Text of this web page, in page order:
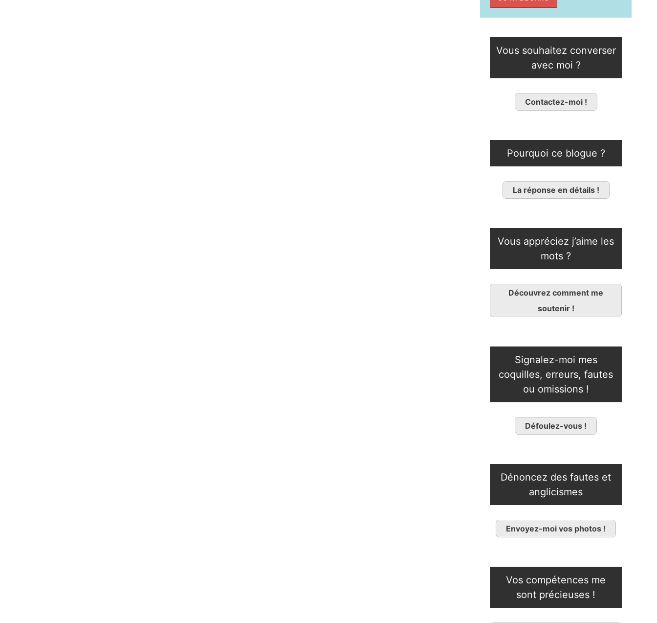
Vous souhaitez converser
avec moi ?
Contactez-moi !
Pourquoi ce blogue ?
La réponse en détails !
Vous appréciez j’aime les
mots ?
Découvrez comment me
soutenir !
Signalez-moi mes
coquilles, erreurs, fautes
ou omissions !
Défoulez-vous !
Dénoncez des fautes et
anglicismes
Envoyez-moi vos photos !
Vos compétences me
sont précieuses !